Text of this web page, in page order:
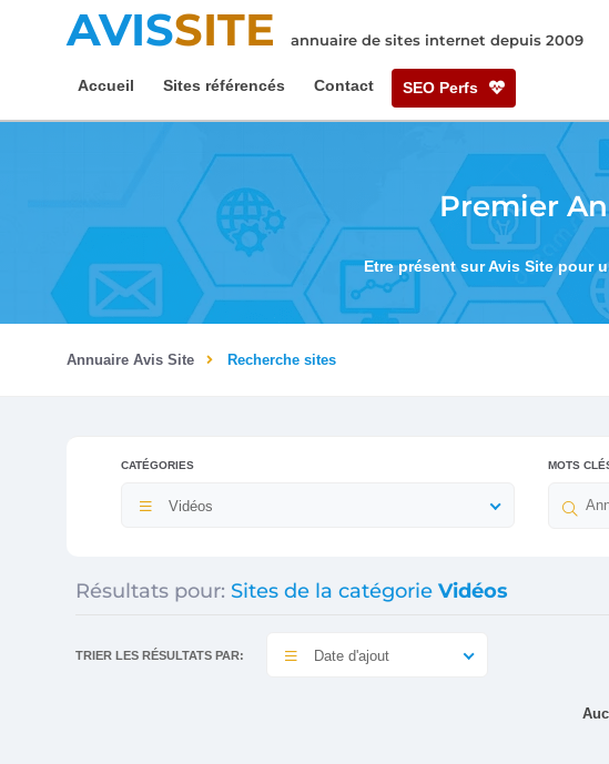
AVISSITE annuaire de sites internet depuis 2009
Accueil Sites référencés Contact SEO Perfs
Premier
Etre présent sur Avis Site pour
Annuaire Avis Site Recherche sites
CATÉGORIES
Vidéos
MOTS
Résultats pour: Sites de la catégorie Vidéos
TRIER LES RÉSULTATS PAR: Date d'ajout